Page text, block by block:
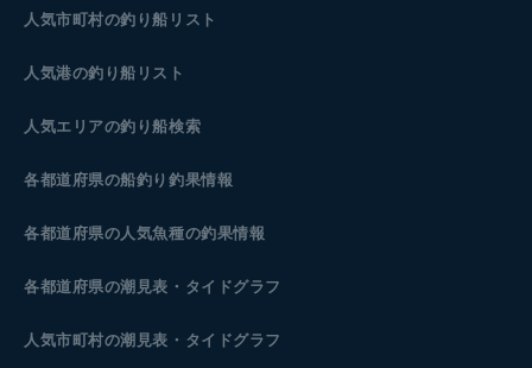
人気市町村の釣り船リスト
人気港の釣り船リスト
人気エリアの釣り船検索
各都道府県の船釣り釣果情報
各都道府県の人気魚種の釣果情報
各都道府県の潮見表 ・タイドグラフ
人気市町村の潮見表・タイドグラフ